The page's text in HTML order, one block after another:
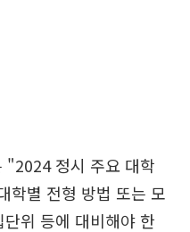
"2024 정시 주요 대학
학별 전형 방법 또는 모
위 등에 대비해야 한